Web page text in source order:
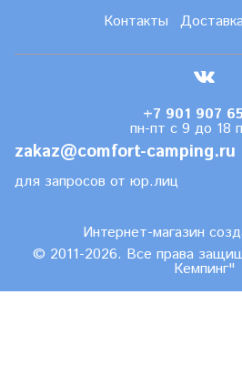
Контакты
Доставка
+7 901 907
пн-пт с 9 до 18
zakaz@comfort-camping.ru
для запросов от юр.лиц
Интернет-магазин
© 2011-2026. Все права
Кемпинг"